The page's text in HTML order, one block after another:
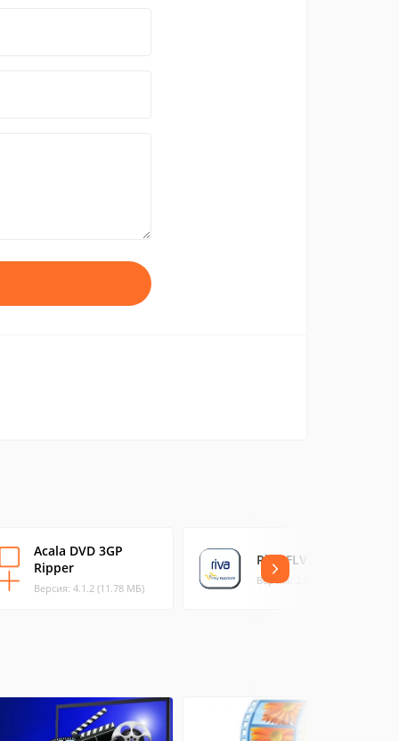
Acala DVD 3GP
Ripper
Версия: 4.1.2 (11.78 МБ)
Riva FLV Encoder
Версия: 2.0 (4.73 МБ)